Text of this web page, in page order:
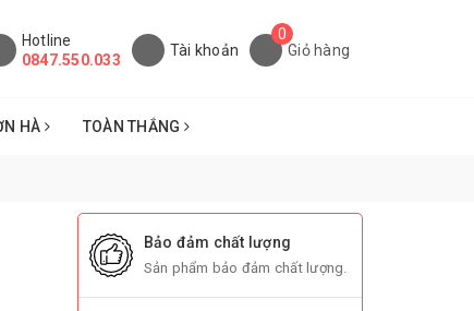
Hotline
0847.550.033
Tài khoản
0
Giỏ hàng
HÀ TOÀN THẮNG
Bảo đảm chất lượng
Sản phẩm bảo đảm chất lượng.